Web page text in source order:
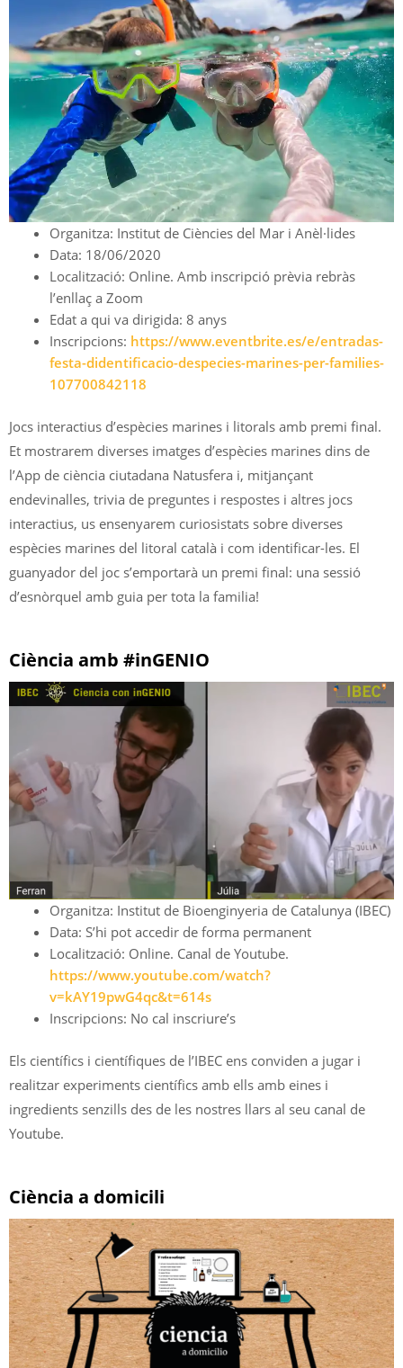
Organitza: Institut de Ciències del Mar i Anèl·lides
Data: 18/06/2020
Localització: Online. Amb inscripció prèvia rebràs
l’enllaç a Zoom
Edat a qui va dirigida: 8 anys
Inscripcions: https://www.eventbrite.es/e/entradas-
festa-didentificacio-despecies-marines-per-families-
107700842118
Jocs interactius d’espècies marines i litorals amb premi final.
Et mostrarem diverses imatges d’espècies marines dins de
l’App de ciència ciutadana Natusfera i, mitjançant
endevinalles, trivia de preguntes i respostes i altres jocs
interactius, us ensenyarem curiosistats sobre diverses
espècies marines del litoral català i com identificar-les. El
guanyador del joc s’emportarà un premi final: una sessió
d’esnòrquel amb guia per tota la familia!
Ciència amb #inGENIO
Organitza: Institut de Bioenginyeria de Catalunya (IBEC)
Data: S’hi pot accedir de forma permanent
Localització: Online. Canal de Youtube.
https://www.youtube.com/watch?
v=kAY19pwG4qc&t=614s
Inscripcions: No cal inscriure’s
Els científics i científiques de l’IBEC ens conviden a jugar i
realitzar experiments científics amb ells amb eines i
ingredients senzills des de les nostres llars al seu canal de
Youtube.
Ciència a domicili